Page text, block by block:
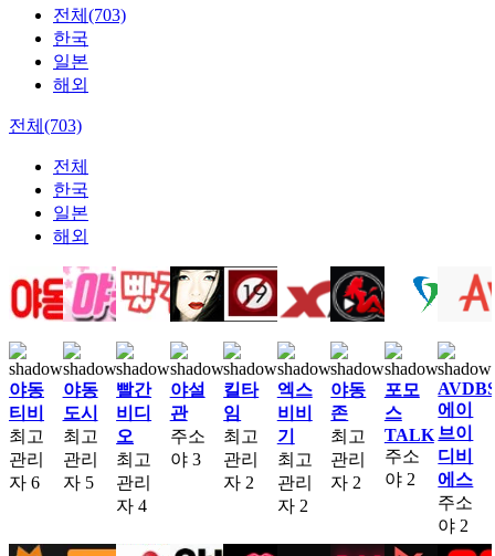
전체(703)
한국
일본
해외
전체(703)
전체
한국
일본
해외
야동
티비
최고
관리
자 6
야동
도시
최고
관리
자 5
빨간
비디
오
최고
관리
자 4
야설
관
주소
야 3
킬타
임
최고
관리
자 2
엑스
비비
기
최고
관리
자 2
야동
존
최고
관리
자 2
포모
스
TALK
주소
야 2
에이
브이
디비
에스
주소
야 2